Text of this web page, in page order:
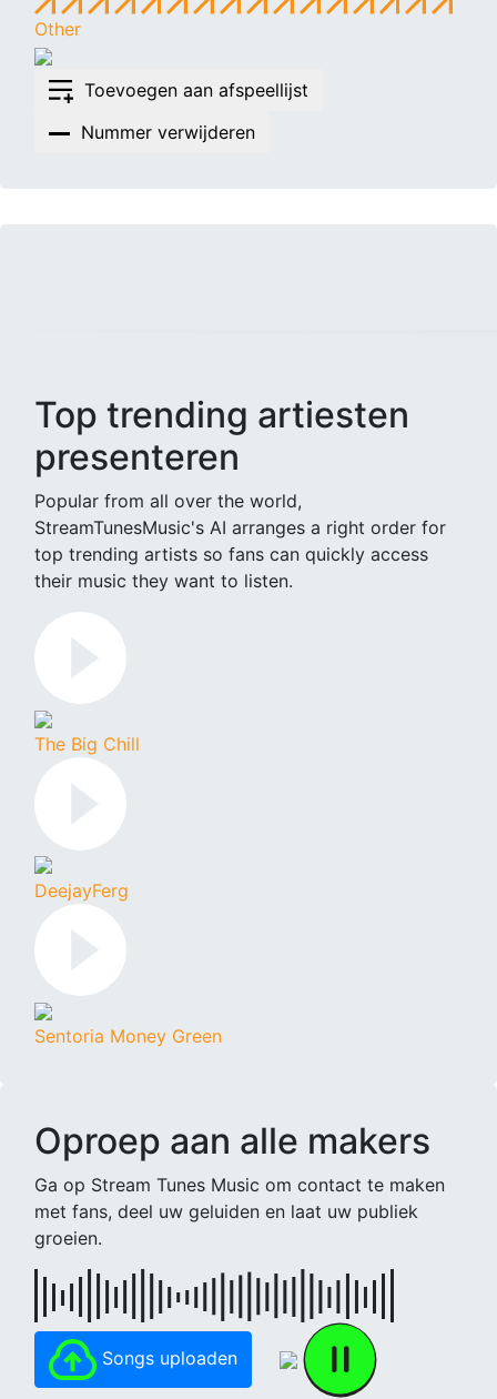
Other
Toevoegen aan afspeellijst
Nummer verwijderen
Top trending artiesten
presenteren
Popular from all over the world,
StreamTunesMusic's AI arranges a right order for
top trending artists so fans can quickly access
their music they want to listen.
The Big Chill
DeejayFerg
Sentoria Money Green
Oproep aan alle makers
Ga op Stream Tunes Music om contact te maken
met fans, deel uw geluiden en laat uw publiek
groeien.
Songs uploaden